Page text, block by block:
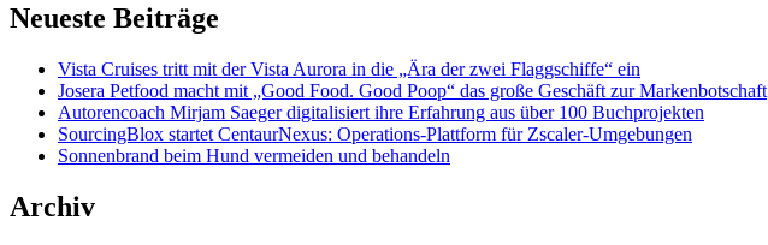
Neueste Beiträge
Vista Cruises tritt mit der Vista Aurora in die „Ära der zwei Flaggschiffe“ ein
Josera Petfood macht mit „Good Food. Good Poop“ das große Geschäft zur Markenbotschaft
Autorencoach Mirjam Saeger digitalisiert ihre Erfahrung aus über 100 Buchprojekten
SourcingBlox startet CentaurNexus: Operations-Plattform für Zscaler-Umgebungen
Sonnenbrand beim Hund vermeiden und behandeln
Archiv